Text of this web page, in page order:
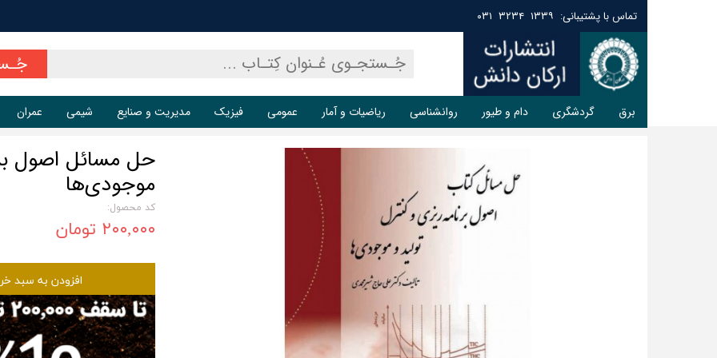
برق گردشگری دام و طیور روانشناسی ریاضیات و آمار عمومی فیزیک مدیریت و صنایع شیمی عمران
تماس با پشتیبانی: ۱۳۳۹ ۳۲۳۴ ۰۳۱
حل مسائل اصول
موجودی‌ها
کد محصول:
۲۰۰,۰۰۰ تومان
افزودن به سبد